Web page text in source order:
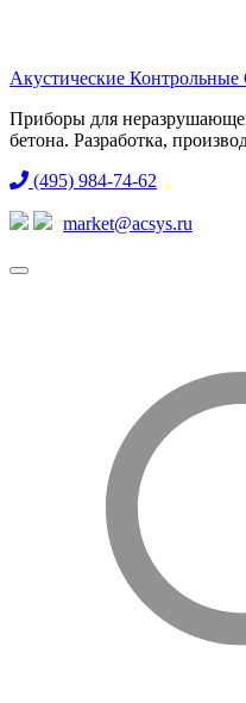
Акустические
Приборы для
бетона. Разработка,
(495) 984-74-62
market@acsys.ru
Toggle